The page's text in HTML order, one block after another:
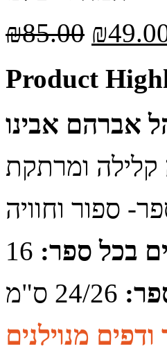
₪85.00 ₪
Product
אברהם אבינו
בכל ספר: